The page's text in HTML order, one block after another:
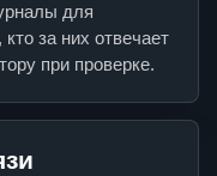
для
за них отвечает
при проверке.